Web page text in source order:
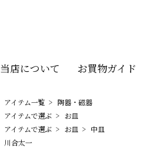
当店について お買物ガイド
アイテム一覧 > 陶器・磁器
アイテムで選ぶ > お皿
アイテムで選ぶ > お皿 > 中皿
川合太一